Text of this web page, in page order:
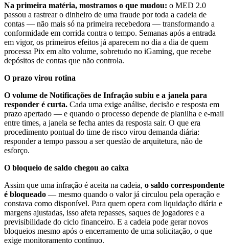
Na primeira matéria, mostramos o que mudou: o MED 2.0
passou a rastrear o dinheiro de uma fraude por toda a cadeia de
contas — não mais só na primeira recebedora — transformando a
conformidade em corrida contra o tempo. Semanas após a entrada
em vigor, os primeiros efeitos já aparecem no dia a dia de quem
processa Pix em alto volume, sobretudo no iGaming, que recebe
depósitos de contas que não controla.
O prazo virou rotina
O volume de Notificações de Infração subiu e a janela para
responder é curta. Cada uma exige análise, decisão e resposta em
prazo apertado — e quando o processo depende de planilha e e-mail
entre times, a janela se fecha antes da resposta sair. O que era
procedimento pontual do time de risco virou demanda diária:
responder a tempo passou a ser questão de arquitetura, não de
esforço.
O bloqueio de saldo chegou ao caixa
Assim que uma infração é aceita na cadeia, o saldo correspondente
é bloqueado — mesmo quando o valor já circulou pela operação e
constava como disponível. Para quem opera com liquidação diária e
margens ajustadas, isso afeta repasses, saques de jogadores e a
previsibilidade do ciclo financeiro. E a cadeia pode gerar novos
bloqueios mesmo após o encerramento de uma solicitação, o que
exige monitoramento contínuo.